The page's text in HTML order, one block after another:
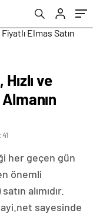
ve
her geçen gün
önemli
alımıdır.
sayesinde